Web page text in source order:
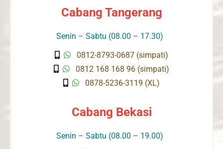
Cabang Tangerang
Senin – Sabtu (08.00 – 17.30)
0812-8793-0687 (simpati)
0812 168 168 96 (simpati)
0878-5236-3119 (XL)
Cabang Bekasi
Senin – Sabtu (08.00 – 19.00)